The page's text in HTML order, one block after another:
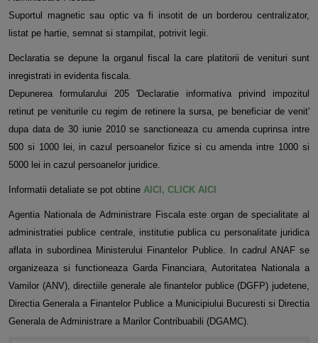
Suportul magnetic sau optic va fi insotit de un borderou centralizator,
listat pe hartie, semnat si stampilat, potrivit legii.
Declaratia se depune la organul fiscal la care platitorii de venituri sunt
inregistrati in evidenta fiscala.
Depunerea formularului 205 'Declaratie informativa privind impozitul
retinut pe veniturile cu regim de retinere la sursa, pe beneficiar de venit'
dupa data de 30 iunie 2010 se sanctioneaza cu amenda cuprinsa intre
500 si 1000 lei, in cazul persoanelor fizice si cu amenda intre 1000 si
5000 lei in cazul persoanelor juridice.
Informatii detaliate se pot obtine AICI, CLICK AICI
Agentia Nationala de Administrare Fiscala este organ de specialitate al
administratiei publice centrale, institutie publica cu personalitate juridica
aflata in subordinea Ministerului Finantelor Publice. In cadrul ANAF se
organizeaza si functioneaza Garda Financiara, Autoritatea Nationala a
Vamilor (ANV), directiile generale ale finantelor publice (DGFP) judetene,
Directia Generala a Finantelor Publice a Municipiului Bucuresti si Directia
Generala de Administrare a Marilor Contribuabili (DGAMC).